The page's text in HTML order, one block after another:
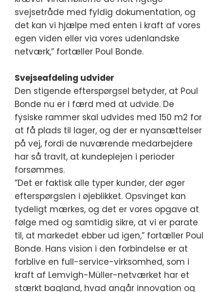
svejsetråde med fyldig dokumentation, og
det kan vi hjælpe med enten i kraft af vores
egen viden eller via vores udenlandske
netværk,” fortæller Poul Bonde.
Svejseafdeling udvider
Den stigende efterspørgsel betyder, at Poul
Bonde nu er i færd med at udvide. De
fysiske rammer skal udvides med 150 m2 for
at få plads til lager, og der er nyansættelser
på vej, fordi de nuværende medarbejdere
har så travlt, at kundeplejen i perioder
forsømmes.
”Det er faktisk alle typer kunder, der øger
efterspørgslen i øjeblikket. Opsvinget kan
tydeligt mærkes, og det er vores opgave at
følge med og samtidig sikre, at vi er parate
til, at markedet ebber ud igen,” fortæller Poul
Bonde. Hans vision i den forbindelse er at
forblive en full-service-virksomhed, som i
kraft af Lemvigh-Müller-netværket har et
stærkt bagland, hvad angår innovation og